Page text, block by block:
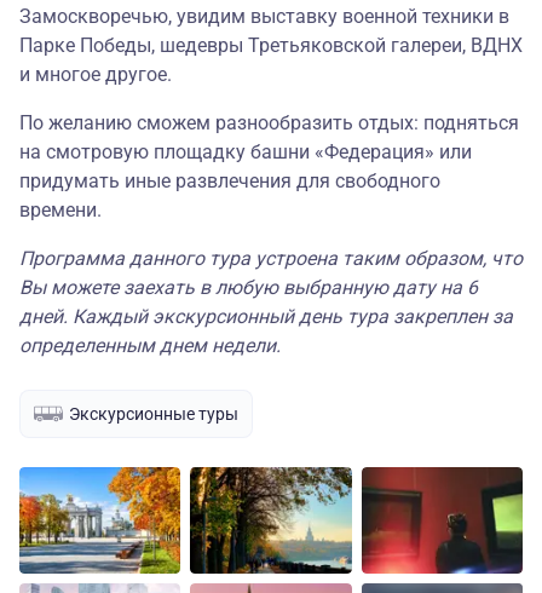
Замоскворечью, увидим выставку военной техники в
Парке Победы, шедевры Третьяковской галереи, ВДНХ
и многое другое.
По желанию сможем разнообразить отдых: подняться
на смотровую площадку башни «Федерация» или
придумать иные развлечения для свободного
времени.
Программа данного тура устроена таким образом, что
Вы можете заехать в любую выбранную дату на 6
дней. Каждый экскурсионный день тура закреплен за
определенным днем недели.
Экскурсионные туры